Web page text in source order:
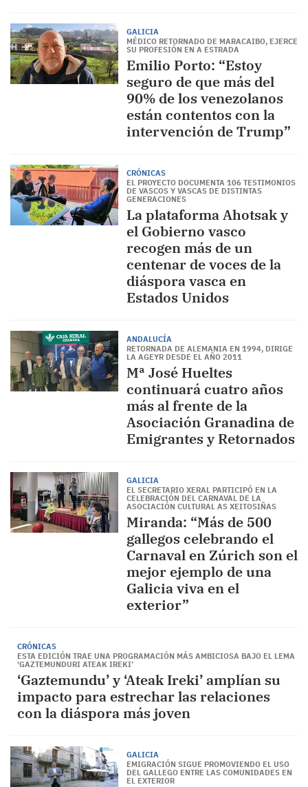
GALICIA
MÉDICO RETORNADO DE MARACAIBO, EJERCE
SU PROFESIÓN EN A ESTRADA
Emilio Porto: “Estoy
seguro de que más del
90% de los venezolanos
están contentos con la
intervención de Trump”
CRÓNICAS
EL PROYECTO DOCUMENTA 106 TESTIMONIOS
DE VASCOS Y VASCAS DE DISTINTAS
GENERACIONES
La plataforma Ahotsak y
el Gobierno vasco
recogen más de un
centenar de voces de la
diáspora vasca en
Estados Unidos
ANDALUCÍA
RETORNADA DE ALEMANIA EN 1994, DIRIGE
LA AGEYR DESDE EL AÑO 2011
Mª José Hueltes
continuará cuatro años
más al frente de la
Asociación Granadina de
Emigrantes y Retornados
GALICIA
EL SECRETARIO XERAL PARTICIPÓ EN LA
CELEBRACIÓN DEL CARNAVAL DE LA
ASOCIACIÓN CULTURAL AS XEITOSIÑAS
Miranda: “Más de 500
gallegos celebrando el
Carnaval en Zúrich son el
mejor ejemplo de una
Galicia viva en el
exterior”
CRÓNICAS
ESTA EDICIÓN TRAE UNA PROGRAMACIÓN MÁS AMBICIOSA BAJO EL LEMA
‘GAZTEMUNDURI ATEAK IREKI’
‘Gaztemundu’ y ‘Ateak Ireki’ amplían su
impacto para estrechar las relaciones
con la diáspora más joven
GALICIA
EMIGRACIÓN SIGUE PROMOVIENDO EL USO
DEL GALLEGO ENTRE LAS COMUNIDADES EN
EL EXTERIOR